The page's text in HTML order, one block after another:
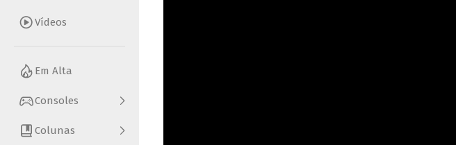
Vídeos
Em Alta
Consoles
Colunas